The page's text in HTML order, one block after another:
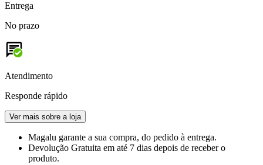
Entrega
No prazo
Atendimento
Responde rápido
Ver mais sobre a loja
Magalu garante a sua compra, do pedido à entrega.
Devolução Gratuita em até 7 dias depois de receber o
produto.